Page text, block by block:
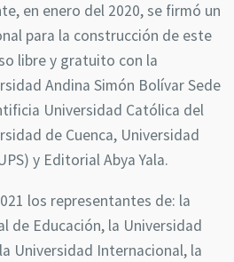
en enero del 2020, se firmó un
para la construcción de este
libre y gratuito con la
Andina Simón Bolívar Sede
Universidad Católica del
de Cuenca, Universidad
y Editorial Abya Yala.
los representantes de: la
de Educación, la Universidad
Universidad Internacional, la